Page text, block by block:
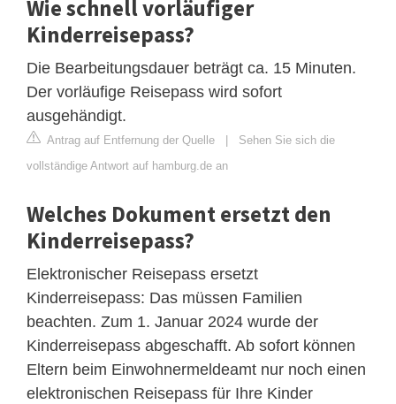
Wie schnell vorläufiger
Kinderreisepass?
Die Bearbeitungsdauer beträgt ca. 15 Minuten.
Der vorläufige Reisepass wird sofort
ausgehändigt.
Antrag auf Entfernung der Quelle | Sehen Sie sich die
vollständige Antwort auf hamburg.de an
Welches Dokument ersetzt den
Kinderreisepass?
Elektronischer Reisepass ersetzt
Kinderreisepass: Das müssen Familien
beachten. Zum 1. Januar 2024 wurde der
Kinderreisepass abgeschafft. Ab sofort können
Eltern beim Einwohnermeldeamt nur noch einen
elektronischen Reisepass für Ihre Kinder